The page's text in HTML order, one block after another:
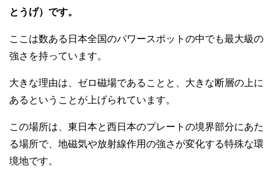
とうげ）です。
ここは数ある日本全国のパワースポットの中でも最大級の
強さを持っています。
大きな理由は、ゼロ磁場であることと、大きな断層の上に
あるということが上げられています。
この場所は、東日本と西日本のプレートの境界部分にあた
る場所で、地磁気や放射線作用の強さが変化する特殊な環
境地です。